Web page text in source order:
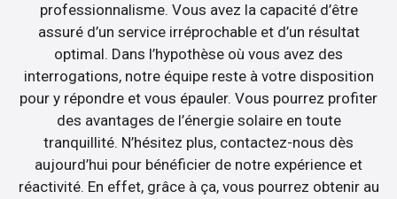
professionnalisme. Vous avez la capacité d’être
assuré d’un service irréprochable et d’un résultat
optimal. Dans l’hypothèse où vous avez des
interrogations, notre équipe reste à votre disposition
pour y répondre et vous épauler. Vous pourrez profiter
des avantages de l’énergie solaire en toute
tranquillité. N’hésitez plus, contactez-nous dès
aujourd’hui pour bénéficier de notre expérience et
réactivité. En effet, grâce à ça, vous pourrez obtenir au